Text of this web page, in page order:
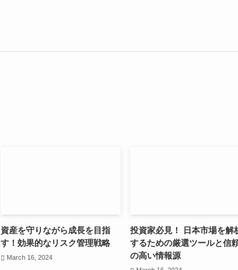
資産を守りながら成長を目指
す！効果的なリスク管理戦略
March 16, 2024
投資家必見！ 日本市場を解
するための厳選ツールと信
の高い情報源